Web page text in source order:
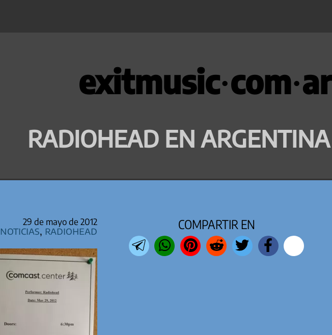
exitmusic·com·ar
RADIOHEAD EN ARGENTINA
29 de mayo de 2012
Noticias Radiohead COMPARTIR EN